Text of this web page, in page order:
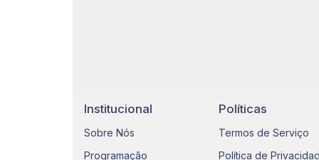
Institucional
Sobre Nós
Programação
Políticas
Termos de Serviço
Política de